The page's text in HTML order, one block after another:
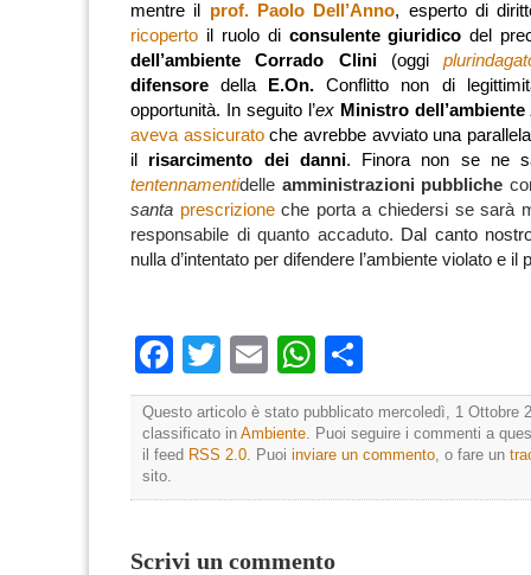
mentre il prof. Paolo Dell’Anno, esperto di
ricoperto il ruolo di consulente giuridico del
dell’ambiente Corrado Clini(oggi
difensoredella E.On.Conflitto non di
opportunità. In seguito l’ex Ministro
aveva assicuratoche avrebbe avviato una
il risarcimento dei danni. Finora non se ne
tentennamentidelle amministrazioni pubbliche
santa prescrizioneche porta a chiedersi se sarà
responsabile di quanto accaduto. Dal canto
nulla d’intentato per difendere l’ambiente violato e il
Facebook
TwitterEmailWhatsApp
Questo articolo è stato pubblicato mercoledì, 1 Ottobre
classificato in Ambiente . Puoi seguire i commenti a
il feed RSS 2.0 . Puoi inviare un commento , o fare un
sito.
Scrivi un commento